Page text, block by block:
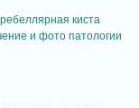
киста
и фото патологии